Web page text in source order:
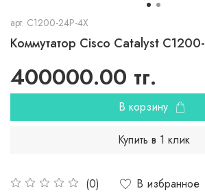
арт. C1200-24P-4X
Коммутатор Cisco Catalyst
(0)
В избранное
400000.00 тг.
В корзину
Купить в 1 клик